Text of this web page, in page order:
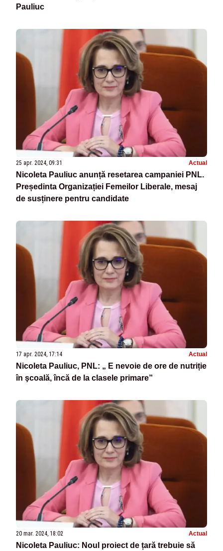
Pauliuc
25 apr. 2024, 09:31 Actual
Nicoleta Pauliuc anunță resetarea campaniei PNL.
Președinta Organizației Femeilor Liberale, mesaj
de susținere pentru candidate
17 apr. 2024, 17:14 Actual
Nicoleta Pauliuc, PNL: „ E nevoie de ore de nutriție
în şcoală, încă de la clasele primare”
20 mar. 2024, 18:02 Actual
Nicoleta Pauliuc: Noul proiect de țară trebuie să